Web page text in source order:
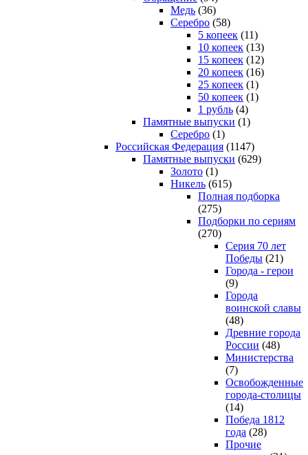
Медь (36)
Серебро (58)
5 копеек (11)
10 копеек (13)
15 копеек (12)
20 копеек (16)
25 копеек (1)
50 копеек (1)
1 рубль (4)
Памятные выпуски (1)
Серебро (1)
Российская Федерация (1147)
Памятные выпуски (629)
Золото (1)
Никель (615)
Полная подборка
(275)
Подборки по сериям
(270)
Серия 70 лет
Победы (21)
Города - герои
(9)
Города
воинской славы
(48)
Древние города
России (48)
Министерства
(7)
Освобожденные
города-столицы
(14)
Победа 1812
года (28)
Прочие